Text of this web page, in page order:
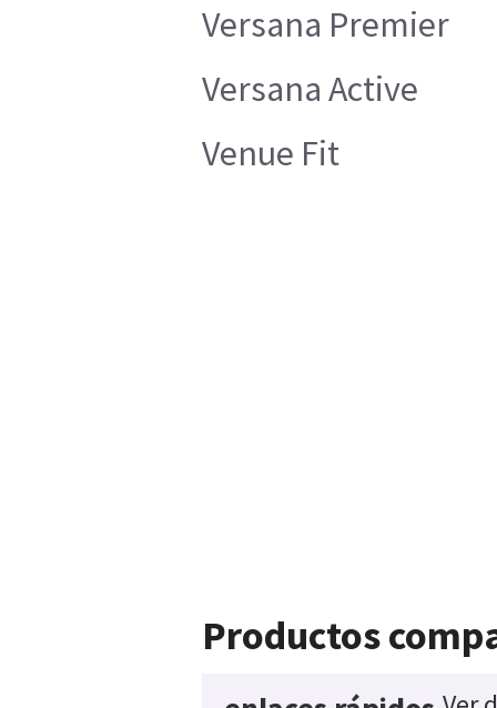
Versana Premier
Versana Active
Venue Fit
Productos